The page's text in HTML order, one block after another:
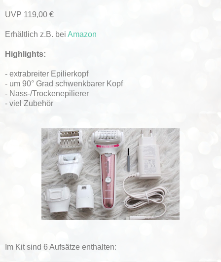
UVP 119,00 €
Erhältlich z.B. bei Amazon
Highlights:
- extrabreiter Epilierkopf
- um 90° Grad schwenkbarer Kopf
- Nass-/Trockenepilierer
- viel Zubehör
Im Kit sind 6 Aufsätze enthalten: